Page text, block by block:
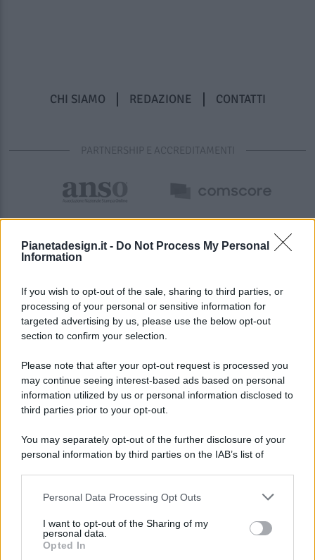
Pianetadesign.it - Do Not Process My Personal
Information
If you wish to opt-out of the sale, sharing to third parties, or
processing of your personal or sensitive information for
targeted advertising by us, please use the below opt-out
section to confirm your selection.
Please note that after your opt-out request is processed you
may continue seeing interest-based ads based on personal
information utilized by us or personal information disclosed to
third parties prior to your opt-out.
You may separately opt-out of the further disclosure of your
personal information by third parties on the IAB’s list of
This information may also be disclosed by us to third parties
disclose it to other third parties.
Personal Data Processing Opt Outs
I want to opt-out of the Sharing of my
personal data.
Opted In
CHI SIAMO REDAZIONE CONTATTI
PARTNERSHIP E ACCREDITAMENTI
© 2026 - Pianeta Design - P.IVA 04827280654 - Testata
Registrata Al Tribunale Di Nocera Inferiore N. 8/2020 - RG N.
ISCRIZIONE AL ROC N. 35792 – ISCRITTA ALL’ANSO
(ASSOCIAZIONE NAZIONALE STAMPA ONLINE)
PREFERENZE PRIVACY